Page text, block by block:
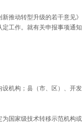
推动转型升级的若干意见
工作。就有关申报事项通知
机构；县（市、区）、开
国家级技术转移示范机